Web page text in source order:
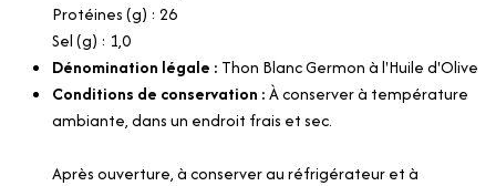
Protéines (g) : 26
Sel (g) : 1,0
Dénomination légale : Thon Blanc Germon à l'Huile d'Olive
Conditions de conservation :À conserver à température
ambiante, dans un endroit frais et sec.
Après ouverture, à conserver au réfrigérateur et à